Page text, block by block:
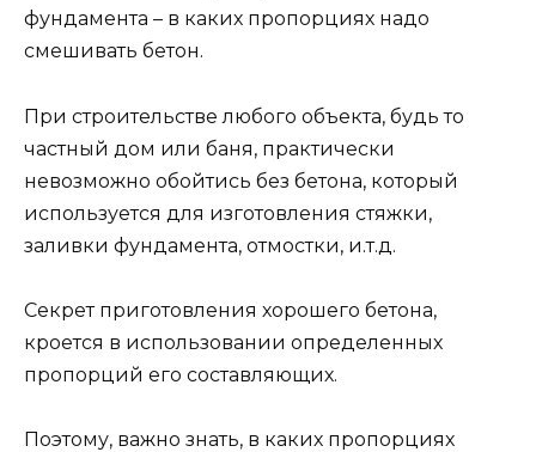
фундамента – в каких пропорциях надо
смешивать бетон.
При строительстве любого объекта, будь то
частный дом или баня, практически
невозможно обойтись без бетона, который
используется для изготовления стяжки,
заливки фундамента, отмостки, и.т.д.
Секрет приготовления хорошего бетона,
кроется в использовании определенных
пропорций его составляющих.
Поэтому, важно знать, в каких пропорциях